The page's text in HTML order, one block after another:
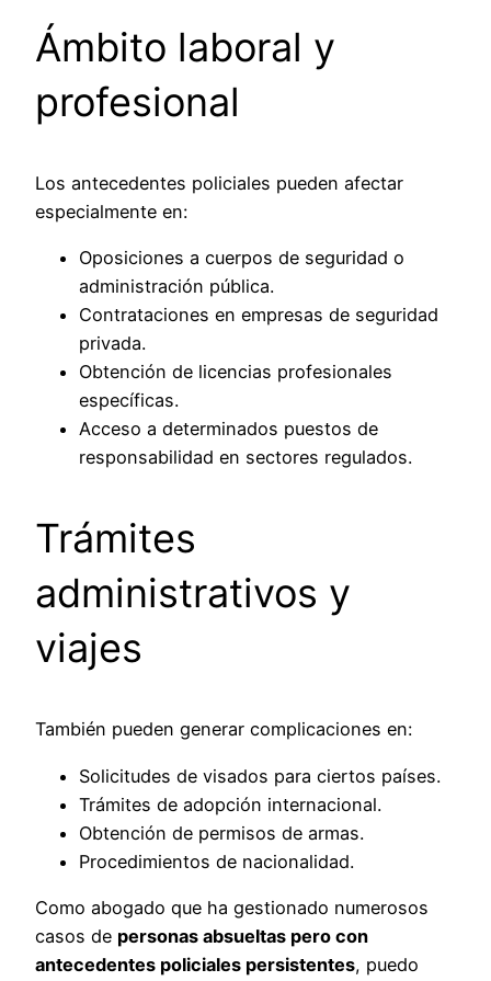
Ámbito laboral y
profesional
Los antecedentes policiales pueden afectar
especialmente en:
Oposiciones a cuerpos de seguridad o
administración pública.
Contrataciones en empresas de seguridad
privada.
Obtención de licencias profesionales
específicas.
Acceso a determinados puestos de
responsabilidad en sectores regulados.
Trámites
administrativos y
viajes
También pueden generar complicaciones en:
Solicitudes de visados para ciertos países.
Trámites de adopción internacional.
Obtención de permisos de armas.
Procedimientos de nacionalidad.
Como abogado que ha gestionado numerosos
casos de personas absueltas pero con
antecedentes policiales persistentes, puedo